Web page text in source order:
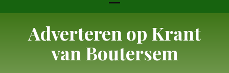
Adverteren op Krant
van Boutersem